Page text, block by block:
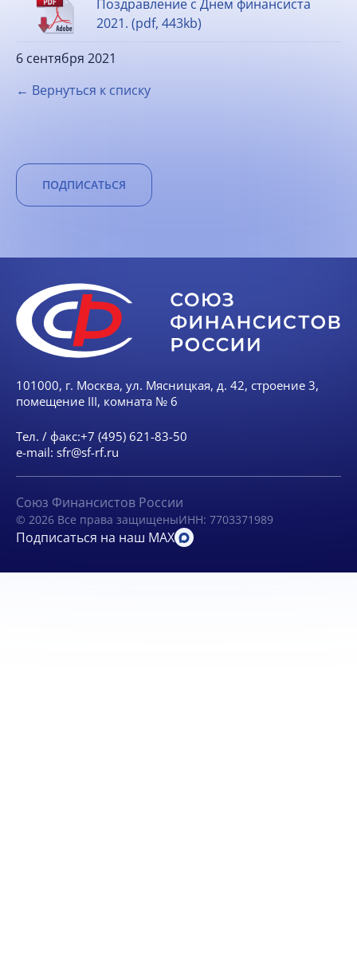
Поздравление с Днем финансиста
2021. (pdf, 443kb)
6 сентября 2021
← Вернуться к списку
ПОДПИСАТЬСЯ
101000, г. Москва, ул. Мясницкая, д. 42, строение 3,
помещение III, комната № 6
Тел. / факс:+7 (495) 621-83-50
e-mail: sfr@sf-rf.ru
Союз Финансистов России
© 2026 Все права защищеныИНН: 7703371989
Подписаться на наш MAX